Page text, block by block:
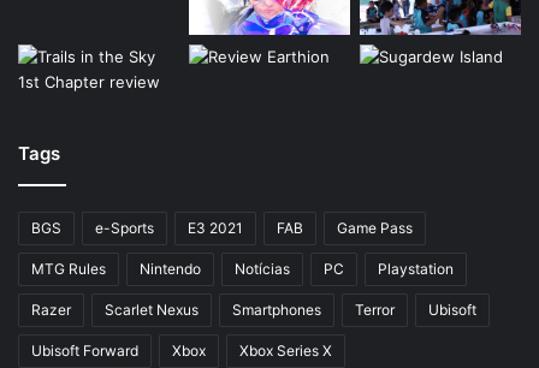
Tags
BGS e-Sports E3 2021 FAB Game Pass
MTG Rules Nintendo Notícias PC Playstation
Razer Scarlet Nexus Smartphones Terror Ubisoft
Ubisoft Forward Xbox Xbox Series X